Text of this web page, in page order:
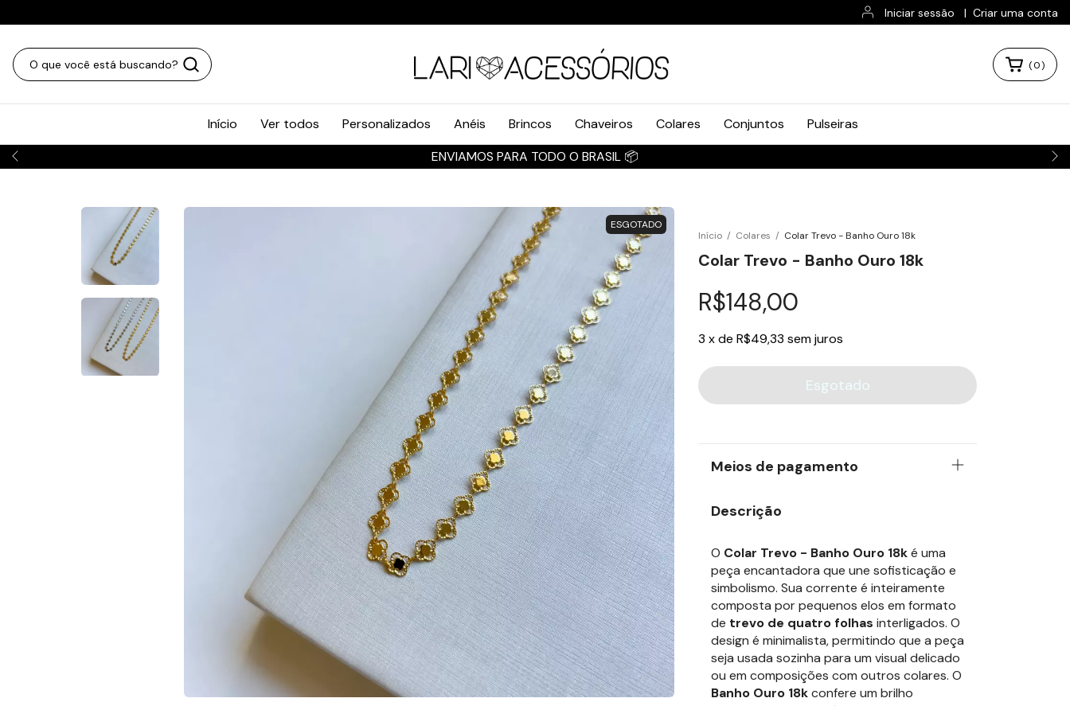
Iniciar sessão | Criar uma conta
TODO O BRASIL 📦 ENVIAMOS
(0)
Início Ver todos Personalizados Anéis Brincos Chaveiros Colares Conjuntos Pulseiras
ESGOTADO
Início / Colares / Colar Trevo - Banho Ouro 18k
Colar Trevo - Banho Ouro 18k
R$148,00
3 xde R$49,33 sem juros
Meios de pagamento
Descrição
O Colar Trevo - Banho Ouro 18ké uma
peça encantadora que une sofisticação e
simbolismo. Sua corrente é inteiramente
composta por pequenos elos em formato
de trevo de quatro folhas interligados. O
design é minimalista, permitindo que a peça
seja usada sozinha para um visual delicado
ou em composições com outros colares. O
Banho Ouro 18kconfere um brilho